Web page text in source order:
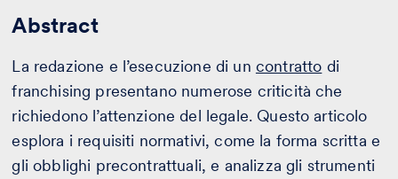
Abstract
La redazione e l’esecuzione di un contratto di
franchising presentano numerose criticità che
richiedono l’attenzione del legale. Questo articolo
esplora i requisiti normativi, come la forma scritta e
gli obblighi precontrattuali, e analizza gli strumenti